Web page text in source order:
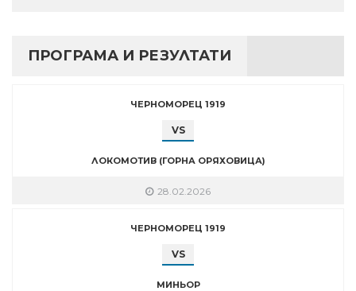
ПРОГРАМА И РЕЗУЛТАТИ
ЧЕРНОМОРЕЦ 1919
VS
ЛОКОМОТИВ (ГОРНА ОРЯХОВИЦА)
28.02.2026
ЧЕРНОМОРЕЦ 1919
VS
МИНЬОР